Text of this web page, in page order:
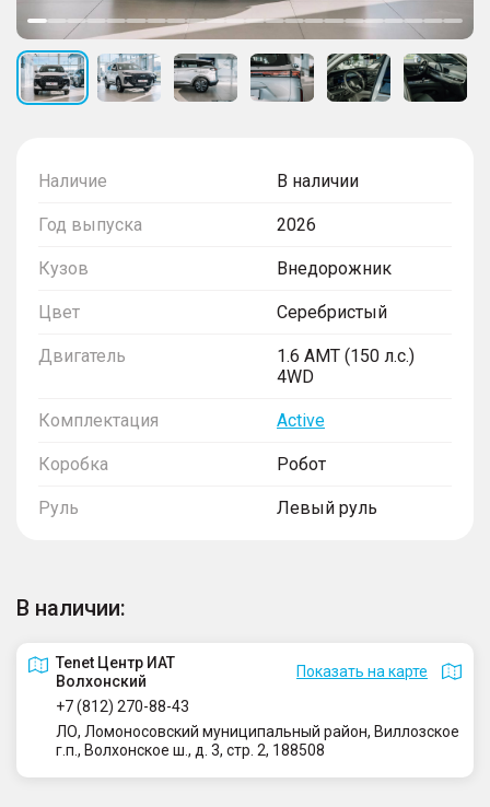
Наличие В наличии
Год выпуска 2026
Кузов Внедорожник
Цвет Серебристый
Двигатель
1.6 AMT (150 л.с.)
4WD
Комплектация Active
Коробка Робот
Руль Левый руль
В наличии:
Tenet Центр ИАТ
Волхонский
Показать на карте
+7 (812) 270-88-43
ЛО, Ломоносовский муниципальный район, Виллозское
г.п., Волхонское ш., д. 3, стр. 2, 188508